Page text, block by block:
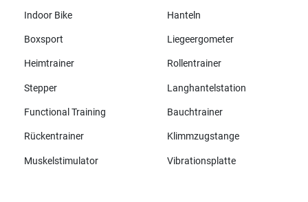
Indoor Bike Hanteln
Boxsport Liegeergometer
Heimtrainer Rollentrainer
Stepper Langhantelstation
Functional Training Bauchtrainer
Rückentrainer Klimmzugstange
Muskelstimulator Vibrationsplatte